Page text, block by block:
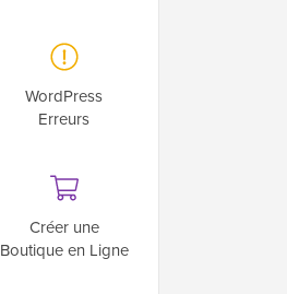
WordPress
Erreurs
Créer une
Boutique en Ligne